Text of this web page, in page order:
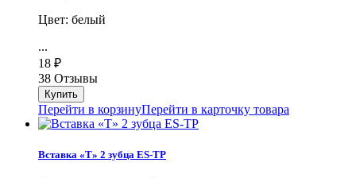
Цвет: белый
...
18 ₽
38 Отзывы
Перейти в корзинуПерейти в карточку товара
Вставка «Т» 2 зубца ES-TP